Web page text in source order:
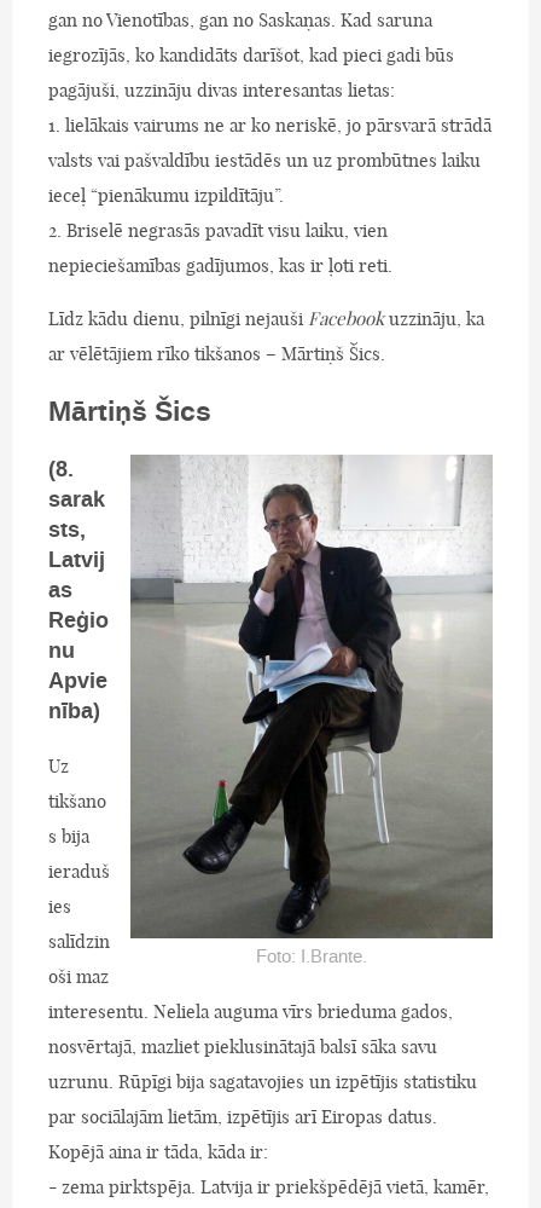
gan no Vienotības, gan no Saskaņas. Kad saruna
iegrozījās, ko kandidāts darīšot, kad pieci gadi būs
pagājuši, uzzināju divas interesantas lietas:
1. lielākais vairums ne ar ko neriskē, jo pārsvarā strādā
valsts vai pašvaldību iestādēs un uz prombūtnes laiku
ieceļ “pienākumu izpildītāju”.
2. Briselē negrasās pavadīt visu laiku, vien
nepieciešamības gadījumos, kas ir ļoti reti.
Līdz kādu dienu, pilnīgi nejauši Facebookuzzināju, ka
ar vēlētājiem rīko tikšanos – Mārtiņš Šics.
Mārtiņš Šics
Foto: I.Brante.
(8.
sarak
sts,
Latvij
as
Reģio
nu
Apvie
nība)
Uz
tikšano
s bija
ieraduš
ies
salīdzin
oši maz
interesentu. Neliela auguma vīrs brieduma gados,
nosvērtajā, mazliet pieklusinātajā balsī sāka savu
uzrunu. Rūpīgi bija sagatavojies un izpētījis statistiku
par sociālajām lietām, izpētījis arī Eiropas datus.
Kopējā aina ir tāda, kāda ir:
- zema pirktspēja. Latvija ir priekšpēdējā vietā, kamēr,